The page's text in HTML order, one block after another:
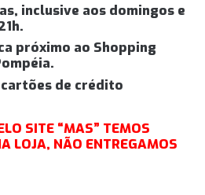
inclusive aos domingos e
próximo ao Shopping
de crédito
SITE “MAS” TEMOS
LOJA, NÃO ENTREGAMOS